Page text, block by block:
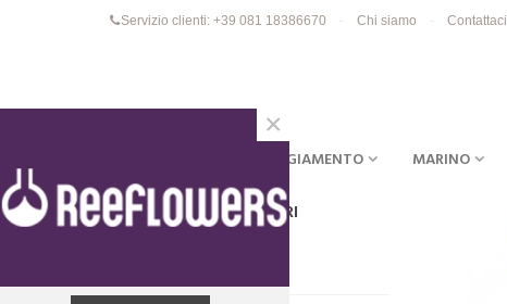
Servizio clienti: +39 081 18386670 Chi siamo Contattaci
EQUIPAGGIAMENTO MARINO
MANGIMI E DISTRIBUTORI
×